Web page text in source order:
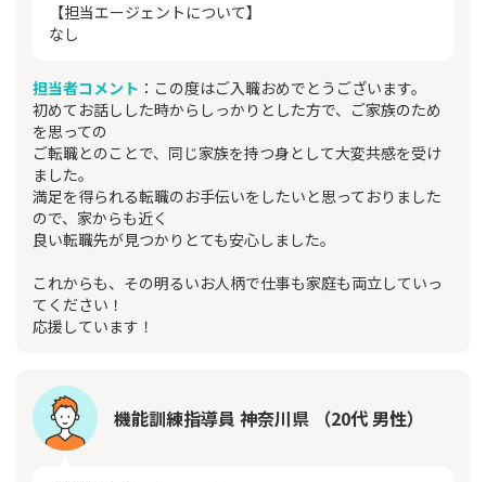
【担当エージェントについて】
なし
担当者コメント ：この度はご入職おめでとうございます。
初めてお話しした時からしっかりとした方で、ご家族のため
を思っての
ご転職とのことで、同じ家族を持つ身として大変共感を受け
ました。
満足を得られる転職のお手伝いをしたいと思っておりました
ので、家からも近く
良い転職先が見つかりとても安心しました。
これからも、その明るいお人柄で仕事も家庭も両立していっ
てください！
応援しています！
機能訓練指導員 神奈川県 （20代 男性）